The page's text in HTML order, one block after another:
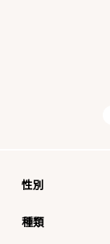
性別
種類